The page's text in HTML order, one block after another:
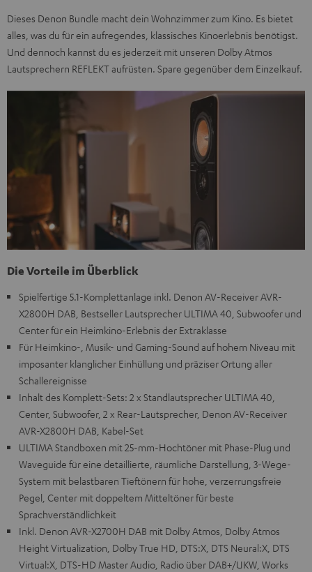
Dieses Denon Bundle macht dein Wohnzimmer zum Kino. Es bietet
alles, was du für ein aufregendes, klassisches Kinoerlebnis benötigst.
Und dennoch kannst du es jederzeit mit unseren Dolby Atmos
Lautsprechern REFLEKT aufrüsten. Spare gegenüber dem Einzelkauf.
Die Vorteile im Überblick
Spielfertige 5.1-Komplettanlage inkl. Denon AV-Receiver AVR-
X2800H DAB, Bestseller Lautsprecher ULTIMA 40, Subwoofer und
Center für ein Heimkino-Erlebnis der Extraklasse
Für Heimkino-, Musik- und Gaming-Sound auf hohem Niveau mit
imposanter klanglicher Einhüllung und präziser Ortung aller
Schallereignisse
Inhalt des Komplett-Sets: 2 x Standlautsprecher ULTIMA 40,
Center, Subwoofer, 2 x Rear-Lautsprecher, Denon AV-Receiver
AVR-X2800H DAB, Kabel-Set
ULTIMA Standboxen mit 25-mm-Hochtöner mit Phase-Plug und
Waveguide für eine detaillierte, räumliche Darstellung, 3-Wege-
System mit belastbaren Tieftönern für hohe, verzerrungsfreie
Pegel, Center mit doppeltem Mitteltöner für beste
Sprachverständlichkeit
Inkl. Denon AVR-X2700H DAB mit Dolby Atmos, Dolby Atmos
Height Virtualization, Dolby True HD, DTS:X, DTS Neural:X, DTS
Virtual:X, DTS-HD Master Audio, Radio über DAB+/UKW, Works